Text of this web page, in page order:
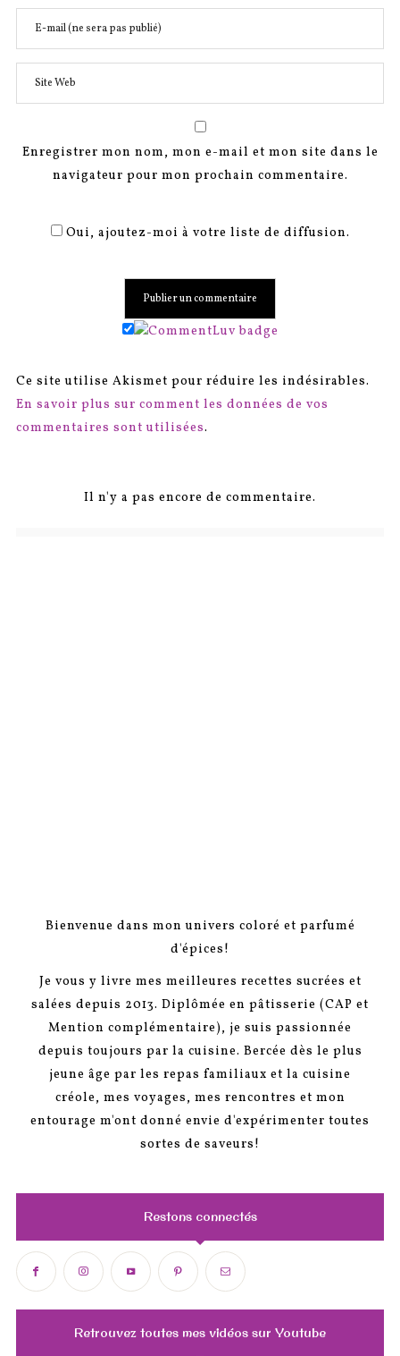
Enregistrer mon nom, mon e-mail et mon site dans le
navigateur pour mon prochain commentaire.
Oui, ajoutez-moi à votre liste de diffusion.
Ce site utilise Akismet pour réduire les indésirables.
En savoir plus sur comment les données de vos
commentaires sont utilisées.
Il n'y a pas encore de commentaire.
Bienvenue dans mon univers coloré et parfumé
d'épices!
Je vous y livre mes meilleures recettes sucrées et
salées depuis 2013. Diplômée en pâtisserie (CAP et
Mention complémentaire), je suis passionnée
depuis toujours par la cuisine. Bercée dès le plus
jeune âge par les repas familiaux et la cuisine
créole, mes voyages, mes rencontres et mon
entourage m'ont donné envie d'expérimenter toutes
sortes de saveurs!
Restons connectés
Retrouvez toutes mes vidéos sur Youtube